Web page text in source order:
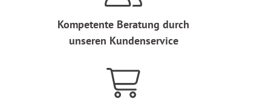
Kompetente Beratung durch
unseren Kundenservice